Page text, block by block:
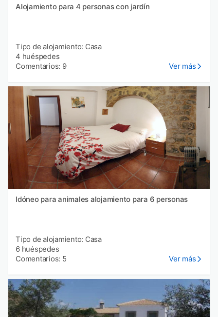
Alojamiento para 4 personas con jardín
Tipo de alojamiento: Casa
4 huéspedes
Comentarios: 9
Ver más
Idóneo para animales alojamiento para 6 personas
Tipo de alojamiento: Casa
6 huéspedes
Comentarios: 5
Ver más